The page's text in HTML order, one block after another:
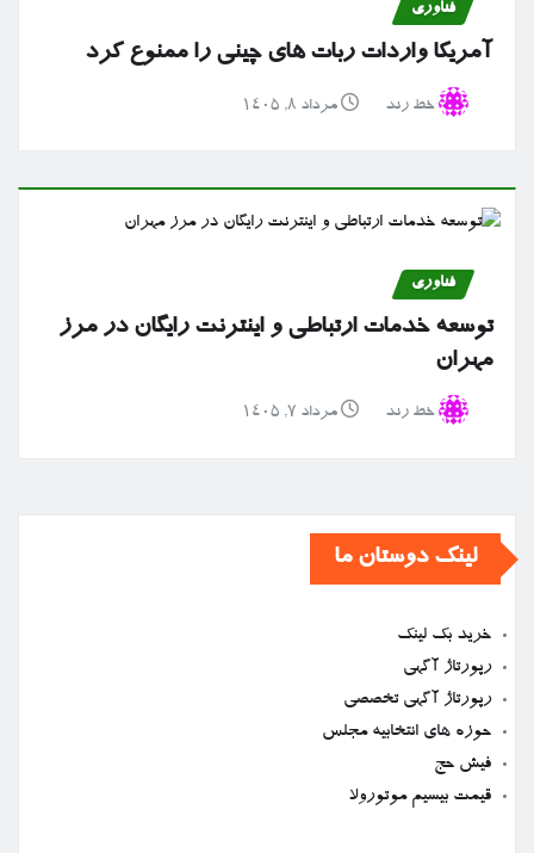
فناوری
آمریکا واردات ربات های چینی را ممنوع کرد
خط رند مرداد ۸, ۱۴۰۵
فناوری
توسعه خدمات ارتباطی و اینترنت رایگان در مرز
مهران
خط رند مرداد ۷, ۱۴۰۵
لینک دوستان ما
خرید بک لینک
رپورتاژ آگهی
رپورتاژ آگهی تخصصی
حوزه های انتخابیه مجلس
فیش حج
قیمت بیسیم موتورولا